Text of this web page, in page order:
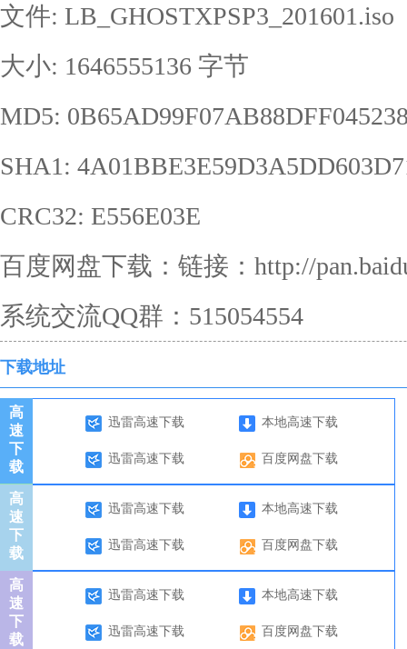
文件: LB_GHOSTXPSP3_201601.iso
大小: 1646555136 字节
MD5:
SHA1:
CRC32: E556E03E
百度网盘下载：链接：http://
系统交流QQ群：515054554
下载地址
高
速
下
载
迅雷高速下载 本地高速下载
迅雷高速下载 百度网盘下载
高
速
下
载
迅雷高速下载 本地高速下载
迅雷高速下载 百度网盘下载
高
速
下
载
迅雷高速下载 本地高速下载
迅雷高速下载 百度网盘下载